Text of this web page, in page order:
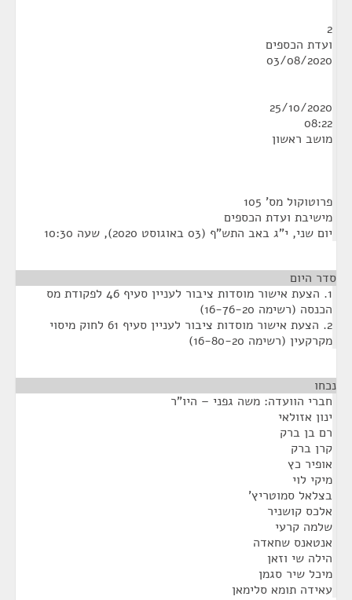
2
ועדת הכספים
03/08/2020
25/10/2020
08:22
מושב ראשון
פרוטוקול מס' 105
מישיבת ועדת הכספים
יום שני, י"ג באב התש"ף (03 באוגוסט 2020), שעה 10:30
סדר היום
1. הצעת אישור מוסדות ציבור לעניין סעיף 46 לפקודת מס
הכנסה (רשימה 16-76-20)
2. הצעת אישור מוסדות ציבור לעניין סעיף 61 לחוק מיסוי
מקרקעין (רשימה 16-80-20)
נכחו
חברי הוועדה: משה גפני – היו"ר
ינון אזולאי
רם בן ברק
קרן ברק
אופיר כץ
מיקי לוי
בצלאל סמוטריץ'
אלכס קושניר
שלמה קרעי
אנטאנס שחאדה
הילה שי וזאן
מיכל שיר סגמן
עאידה תומא סלימאן